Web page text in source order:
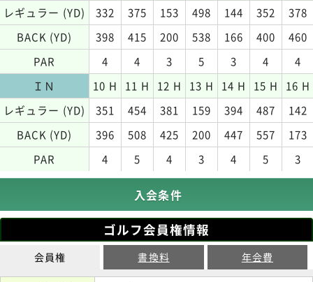
レギュラー (YD)
332 375 153 498 144 352
378
BACK (YD)
398 415 200 538 166 400
460
PAR
4 4 3 5 3 4
4
ＩＮ
10 H 11 H 12 H 13 H 14 H 15 H
16 H
レギュラー (YD)
351 454 381 159 394 487
142
BACK (YD)
396 508 425 200 447 557
173
PAR
4 5 4 3 4 5 3
入会条件
ゴルフ会員権情報
会員権 書換料 年会費